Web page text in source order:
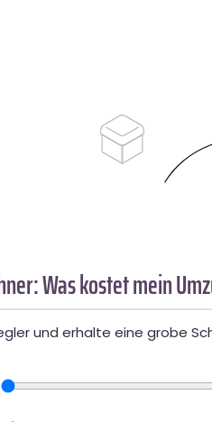
Was kostet mein
und erhalte eine grobe